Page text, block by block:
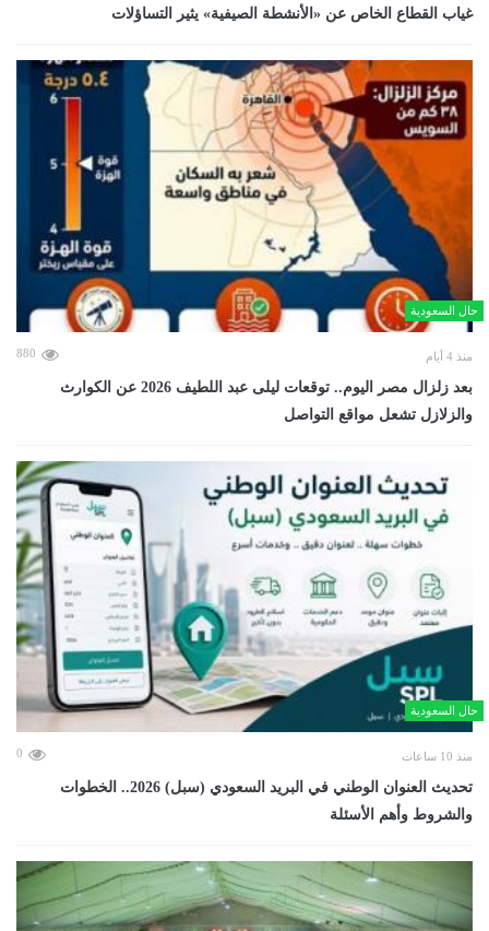
غياب القطاع الخاص عن «الأنشطة الصيفية» يثير التساؤلات
حال السعودية
منذ 4 أيام 880
بعد زلزال مصر اليوم.. توقعات ليلى عبد اللطيف 2026 عن الكوارث
والزلازل تشعل مواقع التواصل
حال السعودية
منذ 10 ساعات 0
تحديث العنوان الوطني في البريد السعودي (سبل) 2026.. الخطوات
والشروط وأهم الأسئلة